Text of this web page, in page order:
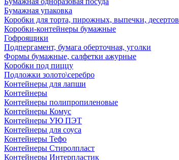
Бумажная упаковка
Коробки для торта, пирожных, выпечки, десертов
Коробки-контейнеры бумажные
Гофроящики
Подпергамент, бумага оберточная, уголки
Формы бумажные, салфетки ажурные
Коробки под пиццу
Подложки золото\серебро
Контейнеры для лапши
Контейнеры
Контейнеры полипропиленовые
Контейнеры Комус
Контейнеры УЮ ПЭТ
Контейнеры для соуса
Контейнеры Тефо
Контейнеры Стиролпласт
Контейнеры Интерпластик